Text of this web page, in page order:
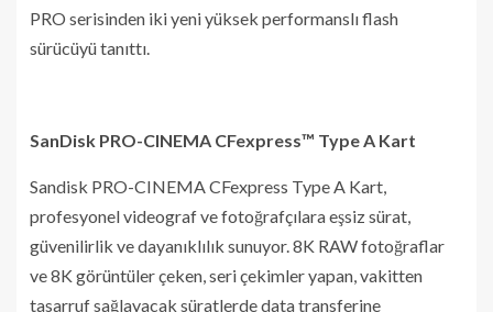
PRO serisinden iki yeni yüksek performanslı flash
sürücüyü tanıttı.
SanDisk PRO-CINEMA CFexpress™ Type A Kart
Sandisk PRO-CINEMA CFexpress Type A Kart,
profesyonel videograf ve fotoğrafçılara eşsiz sürat,
güvenilirlik ve dayanıklılık sunuyor. 8K RAW fotoğraflar
ve 8K görüntüler çeken, seri çekimler yapan, vakitten
tasarruf sağlayacak süratlerde data transferine